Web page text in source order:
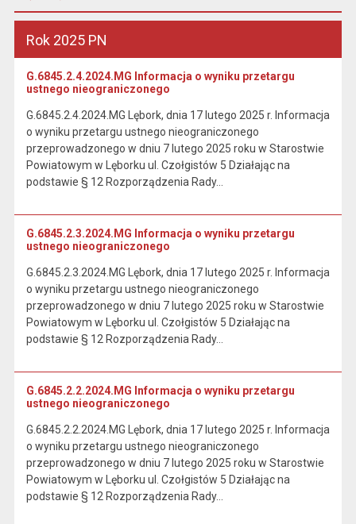
Rok 2025 PN
G.6845.2.4.2024.MG Informacja o wyniku przetargu
ustnego nieograniczonego
G.6845.2.4.2024.MG Lębork, dnia 17 lutego 2025 r. Informacja
o wyniku przetargu ustnego nieograniczonego
przeprowadzonego w dniu 7 lutego 2025 roku w Starostwie
Powiatowym w Lęborku ul. Czołgistów 5 Działając na
podstawie § 12 Rozporządzenia Rady…
G.6845.2.3.2024.MG Informacja o wyniku przetargu
ustnego nieograniczonego
G.6845.2.3.2024.MG Lębork, dnia 17 lutego 2025 r. Informacja
o wyniku przetargu ustnego nieograniczonego
przeprowadzonego w dniu 7 lutego 2025 roku w Starostwie
Powiatowym w Lęborku ul. Czołgistów 5 Działając na
podstawie § 12 Rozporządzenia Rady…
G.6845.2.2.2024.MG Informacja o wyniku przetargu
ustnego nieograniczonego
G.6845.2.2.2024.MG Lębork, dnia 17 lutego 2025 r. Informacja
o wyniku przetargu ustnego nieograniczonego
przeprowadzonego w dniu 7 lutego 2025 roku w Starostwie
Powiatowym w Lęborku ul. Czołgistów 5 Działając na
podstawie § 12 Rozporządzenia Rady…